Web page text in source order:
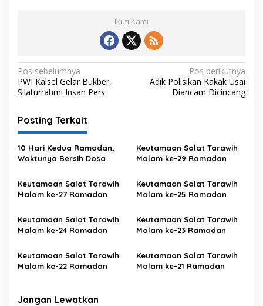
Ikuti Kami
N
a
i
g
a
i
o
s
Pos sebelumnya
PWI Kalsel Gelar Bukber,
Silaturrahmi Insan Pers
Pos berikutnya
Adik Polisikan Kakak Usai
Diancam Dicincang
Posting Terkait
10 Hari Kedua Ramadan,
Waktunya Bersih Dosa
Keutamaan Salat Tarawih
Malam ke-29 Ramadan
Keutamaan Salat Tarawih
Malam ke-27 Ramadan
Keutamaan Salat Tarawih
Malam ke-25 Ramadan
Keutamaan Salat Tarawih
Malam ke-24 Ramadan
Keutamaan Salat Tarawih
Malam ke-23 Ramadan
Keutamaan Salat Tarawih
Malam ke-22 Ramadan
Keutamaan Salat Tarawih
Malam ke-21 Ramadan
Jangan Lewatkan